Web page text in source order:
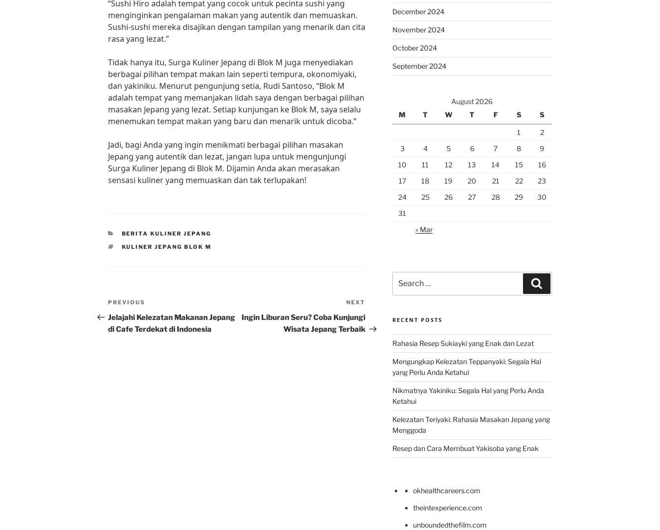
“Sushi Hiro adalah tempat yang cocok untuk pecinta sushi yang
menginginkan pengalaman makan yang autentik dan memuaskan.
Sushi-sushi mereka disajikan dengan tampilan yang menarik dan cita
rasa yang lezat.”
Tidak hanya itu, Surga Kuliner Jepang di Blok M juga menyediakan
berbagai pilihan tempat makan lain seperti tempura, okonomiyaki,
dan yakiniku. Menurut pengunjung setia, Rudi Santoso, “Blok M
adalah tempat yang memanjakan lidah saya dengan berbagai pilihan
masakan Jepang yang lezat. Setiap kunjungan ke Blok M, saya selalu
menemukan tempat makan yang baru dan menarik untuk dicoba.”
Jadi, bagi Anda yang ingin menikmati berbagai pilihan masakan
Jepang yang autentik dan lezat, jangan lupa untuk mengunjungi
Surga Kuliner Jepang di Blok M. Dijamin Anda akan merasakan
sensasi kuliner yang memuaskan dan tak terlupakan!
CATEGORIES
BERITA KULINER JEPANG
TAGS
KULINER JEPANG BLOK M
Post
navigation
Previous
Post
PREVIOUS
Jelajahi Kelezatan Makanan Jepang
di Cafe Terdekat di Indonesia
Post
NEXT
Ingin Liburan Seru? Coba Kunjungi
Wisata Jepang Terbaik
December 2024
November 2024
October 2024
September 2024
August 2026
M
T W T F S S
1
2
3
4 5 6 7 8
9
10
11 12 13 14 15
16
17
18 19 20 21 22
23
24
25 26 27 28 29
30
31
« Mar
for:
RECENT POSTS
Rahasia Resep Sukiayki yang Enak dan Lezat
Mengungkap Kelezatan Teppanyaki: Segala Hal
yang Perlu Anda Ketahui
Nikmatnya Yakiniku: Segala Hal yang Perlu Anda
Ketahui
Kelezatan Teriyaki: Rahasia Masakan Jepang yang
Menggoda
Resep dan Cara Membuat Yakisoba yang Enak
okhealthcareers.com
theintexperience.com
unboundedthefilm.com